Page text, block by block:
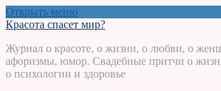
Открыть меню
Красота спасет мир?
Журнал о красоте, о жизни, о любви, о
афоризмы, юмор. Свадебные притчи о
о психологии и здоровье